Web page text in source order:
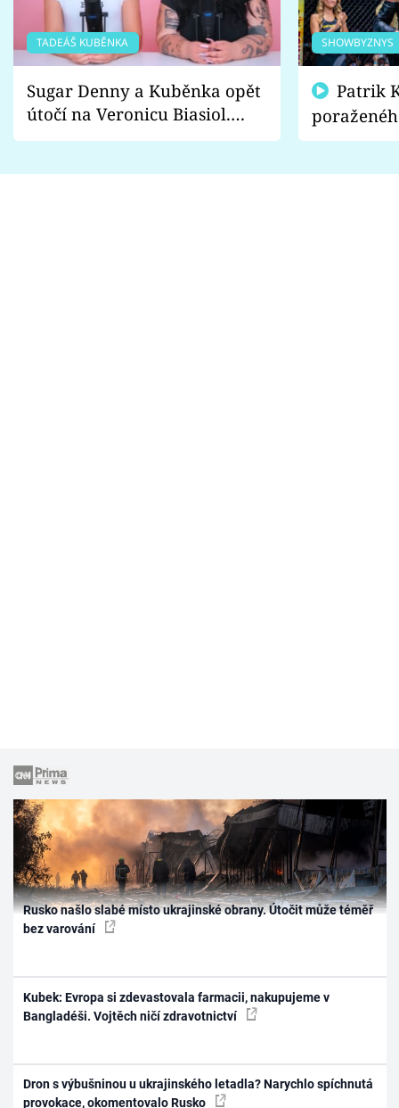
TADEÁŠ KUBĚNKA
Sugar Denny a Kuběnka opět
útočí na Veronicu Biasiol.
Proč je podle nich falešná a
SHOWBYZNYS
fanoušci
Rusko našlo slabé místo ukrajinské obrany. Útočit může téměř
bez varování
Kubek: Evropa si zdevastovala farmacii, nakupujeme v
Bangladéši. Vojtěch ničí zdravotnictví
Dron s výbušninou u ukrajinského letadla? Narychlo spíchnutá
provokace, okomentovalo Rusko